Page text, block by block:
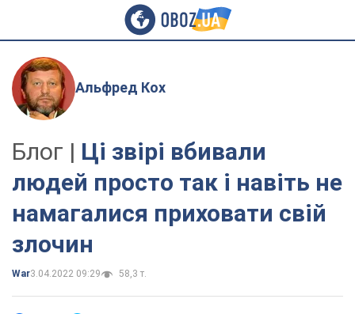
Альфред Кох
Блог | Ці звірі вбивали
людей просто так і навіть не
намагалися приховати свій
злочин
War3.04.2022 09:29 58,3 т.